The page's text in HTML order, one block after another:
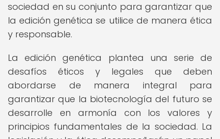
sociedad en su conjunto para garantizar que
la edición genética se utilice de manera ética
y responsable.
La edición genética plantea una serie de
desafíos éticos y legales que deben
abordarse de manera integral para
garantizar que la biotecnología del futuro se
desarrolle en armonía con los valores y
principios fundamentales de la sociedad. La